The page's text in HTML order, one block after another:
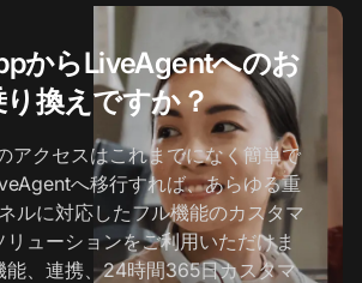
からLiveAgentへのお
り換えですか？
アクセスはこれまでになく簡単で
へ移行すれば、あらゆる重
ルに対応したフル機能のカスタマ
リューションをご利用いただけま
能、連携、24時間365日カスタマ